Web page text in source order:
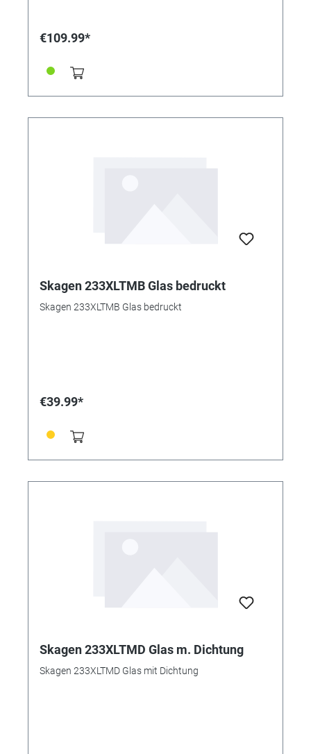
€109.99*
Skagen 233XLTMB Glas bedruckt
Skagen 233XLTMB Glas bedruckt
€39.99*
Skagen 233XLTMD Glas m. Dichtung
Skagen 233XLTMD Glas mit Dichtung